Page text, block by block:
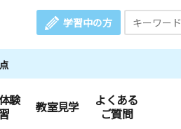
学習中の方
験
教室見学
よくある
ご質問